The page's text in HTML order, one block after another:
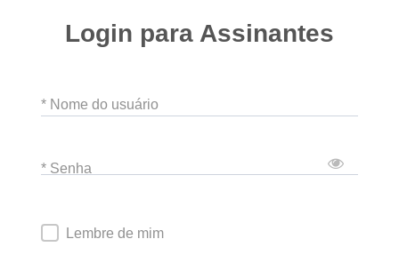
Login para Assinantes
* Nome do usuário
* Senha
Lembre de mim